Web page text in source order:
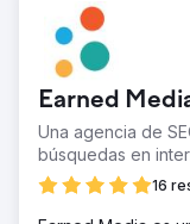
El reto
Integrity
en el experto
el estado de
Inicialmente,
completa del sitio
se había creado en
Earned
Una agencia de
búsquedas en
16